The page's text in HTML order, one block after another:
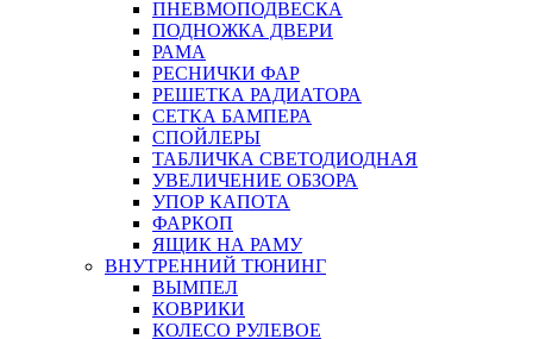
ПНЕВМОПОДВЕСКА
ПОДНОЖКА ДВЕРИ
РАМА
РЕСНИЧКИ ФАР
РЕШЕТКА РАДИАТОРА
СЕТКА БАМПЕРА
СПОЙЛЕРЫ
ТАБЛИЧКА СВЕТОДИОДНАЯ
УВЕЛИЧЕНИЕ ОБЗОРА
УПОР КАПОТА
ФАРКОП
ЯЩИК НА РАМУ
ВНУТРЕННИЙ ТЮНИНГ
ВЫМПЕЛ
КОВРИКИ
КОЛЕСО РУЛЕВОЕ